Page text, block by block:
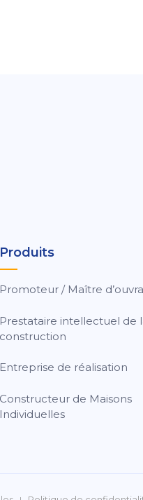
Produits
Promoteur / Maître
Prestataire intellectuel de
construction
Entreprise de réalisation
Constructeur de Maisons
Individuelles